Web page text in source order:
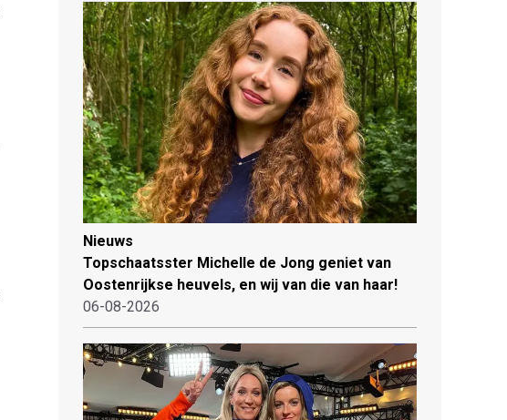
Nieuws
Topschaatsster Michelle de Jong geniet van
Oostenrijkse heuvels, en wij van die van haar!
06-08-2026